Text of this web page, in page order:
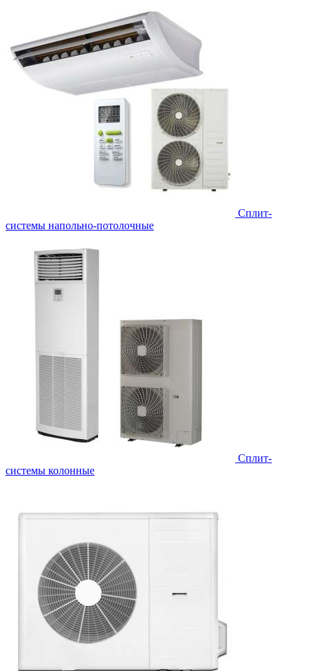
Сплит-
системы напольно-потолочные
Cплит-
системы колонные